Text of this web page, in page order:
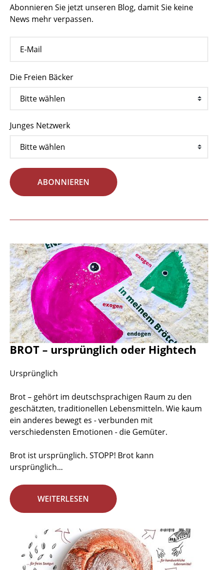
Abonnieren Sie jetzt unseren Blog, damit Sie keine
News mehr verpassen.
Die Freien Bäcker
Junges Netzwerk
ABONNIEREN
BROT – ursprünglich oder Hightech
Ursprünglich
Brot – gehört im deutschsprachigen Raum zu den
geschätzten, traditionellen Lebensmitteln. Wie kaum
ein anderes bewegt es - verbunden mit
verschiedensten Emotionen - die Gemüter.
Brot ist ursprünglich. STOPP! Brot kann
ursprünglich...
WEITERLESEN